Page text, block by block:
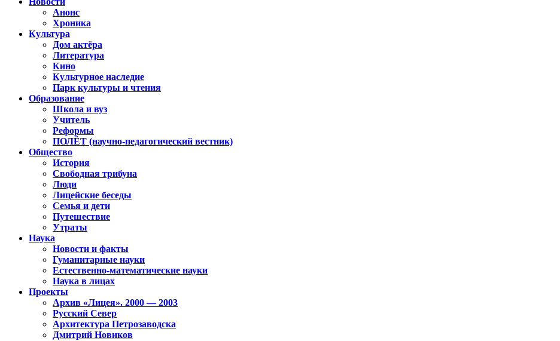
Анонс
Хроника
Культура
Дом актёра
Литература
Кино
Культурное наследие
Парк культуры и чтения
Образование
Школа и вуз
Учитель
Реформы
ПОЛЁТ (научно-педагогический вестник)
Общество
История
Свободная трибуна
Люди
Лицейские беседы
Семья и дети
Путешествие
Утраты
Наука
Новости и факты
Гуманитарные науки
Естественно-математические науки
Наука в лицах
Проекты
Архив «Лицея». 2000 — 2003
Русский Север
Архитектура Петрозаводска
Дмитрий Новиков